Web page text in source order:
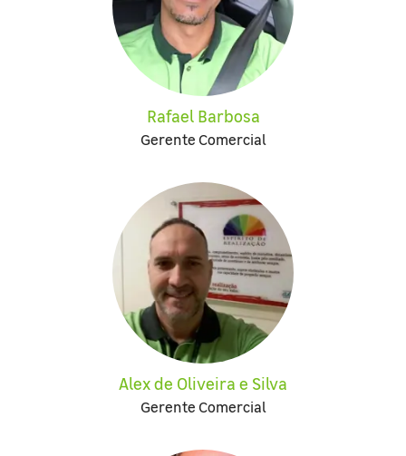
Rafael Barbosa
Gerente Comercial
Alex de Oliveira e Silva
Gerente Comercial